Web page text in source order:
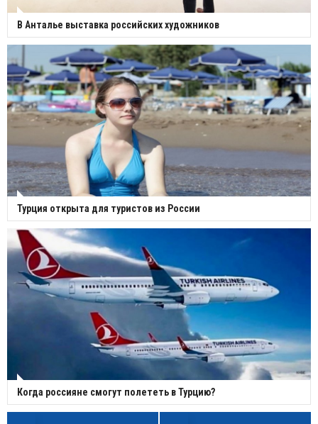
В Анталье выставка российских художников
Турция открыта для туристов из России
Когда россияне смогут полететь в Турцию?